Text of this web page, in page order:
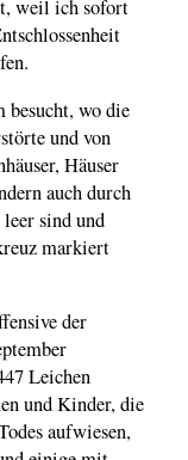
weil ich sofort
besucht, wo die
und von
Häuser
auch durch
sind und
markiert
der
Leichen
und Kinder, die
aufwiesen,